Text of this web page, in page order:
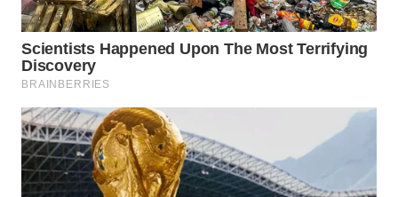
WN
MAJALENGKA
WN
SUBANG
WN
SUKABUMI